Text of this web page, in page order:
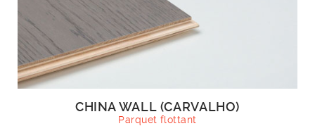
CHINA WALL (CARVALHO)
Parquet flottant